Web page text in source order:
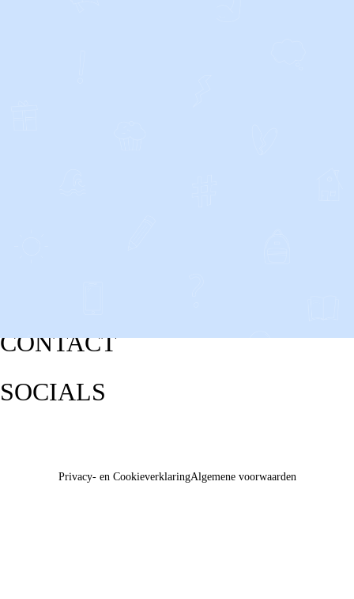
CONTACT
SOCIALS
Privacy- en CookieverklaringAlgemene voorwaarden